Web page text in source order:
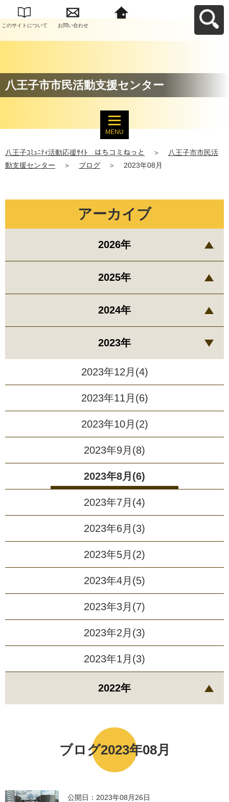
このサイトについて お問い合わせ
八王子市市民活動支援センター
MENU
八王子ｺﾐｭﾆﾃｨ活動応援ｻｲﾄ はちコミねっと ＞
八王子市市民活
動支援センター
＞ ブログ ＞ 2023年08月
ブログ2023年08月
公開日：2023年08月26日
アーカイブ
2026年
2025年
2024年
2023年
2023年12月(4)
2023年11月(6)
2023年10月(2)
2023年9月(8)
2023年8月(6)
2023年7月(4)
2023年6月(3)
2023年5月(2)
2023年4月(5)
2023年3月(7)
2023年2月(3)
2023年1月(3)
2022年